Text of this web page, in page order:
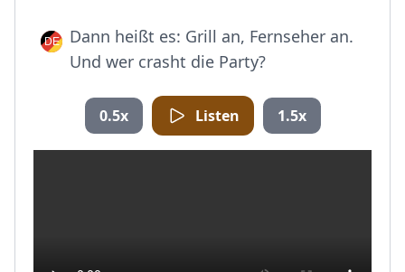
Dann heißt es: Grill an, Fernseher an.
Und wer crasht die Party?
0.5x Listen 1.5x